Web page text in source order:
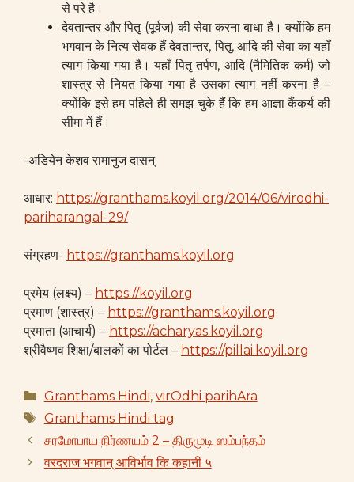
से परे है।
देवतान्तर और पितृ (पूर्वज) की सेवा करना बाधा है। क्योंकि हम
भगवान के नित्य सेवक हैं देवतान्तर, पितृ, आदि की सेवा का यहाँ
त्याग किया गया है। यहाँ पितृ तर्पण, आदि (नैमितिक कर्म) जो
शास्त्र से नियत किया गया है उसका त्याग नहीं करना है –
क्योंकि इसे हम पहिले ही समझ चुके हैं कि हम आज्ञा कैंकर्य की
सीमा में हैं।
-अडियेन केशव रामानुज दासन्
आधार: https://granthams.koyil.org/2014/06/virodhi-
pariharangal-29/
संग्रहण- https://granthams.koyil.org
प्रमेय (लक्ष्य) – https://koyil.org
प्रमाण (शास्त्र) – https://granthams.koyil.org
प्रमाता (आचार्य) – https://acharyas.koyil.org
श्रीवैष्णव शिक्षा/बालकों का पोर्टल – https://pillai.koyil.org
Categories
Granthams Hindi, virOdhi parihAra
Tags
Granthams Hindi tag
சரமோபாய நிர்ணயம் 2 – திருமுடி ஸம்பந்தம்
वरदराज भगवान् आविर्भाव कि कहानी ५